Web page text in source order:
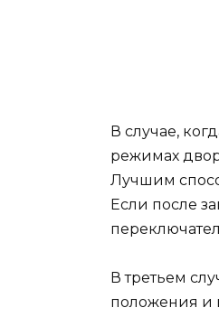
В случае,
режимах
Лучшим
Если после
В третьем
положения и